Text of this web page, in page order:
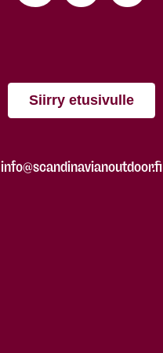
Siirry etusivulle
info@scandinavianoutdoor.fi